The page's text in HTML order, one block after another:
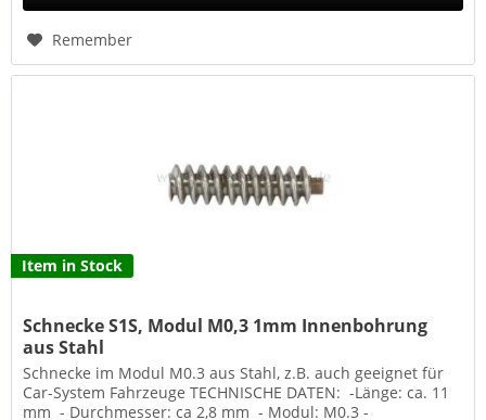
Remember
Item in Stock
Schnecke S1S, Modul M0,3 1mm Innenbohrung
aus Stahl
Schnecke im Modul M0.3 aus Stahl, z.B. auch geeignet für
Car-System Fahrzeuge TECHNISCHE DATEN: -Länge: ca. 11
mm - Durchmesser: ca 2,8 mm - Modul: M0.3 -